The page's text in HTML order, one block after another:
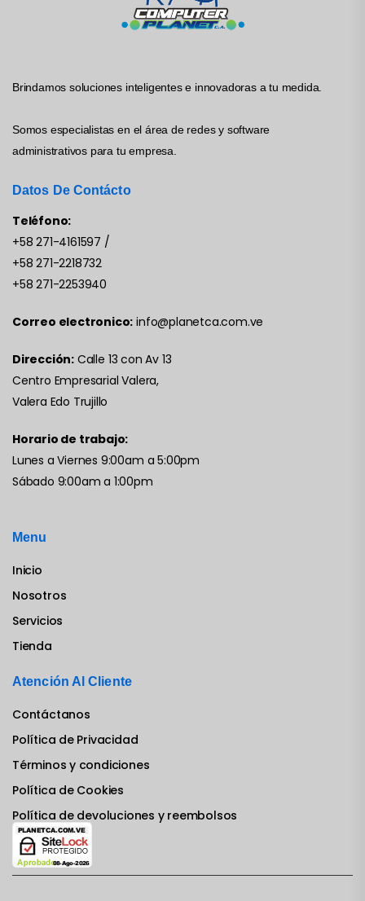
Brindamos soluciones inteligentes e innovadoras a tu medida.
Somos especialistas en el área de redes y software
administrativos para tu empresa.
Datos De Contácto
Teléfono:
+58 271-4161597 /
+58 271-2218732
+58 271-2253940
Correo electronico: info@planetca.com.ve
Dirección: Calle 13 con Av 13
Centro Empresarial Valera,
Valera Edo Trujillo
Horario de trabajo:
Lunes a Viernes 9:00am a 5:00pm
Sábado 9:00am a 1:00pm
Menu
Inicio
Nosotros
Servicios
Tienda
Atención Al Cliente
Contáctanos
Política de Privacidad
Términos y condiciones
Política de Cookies
Política de devoluciones y reembolsos